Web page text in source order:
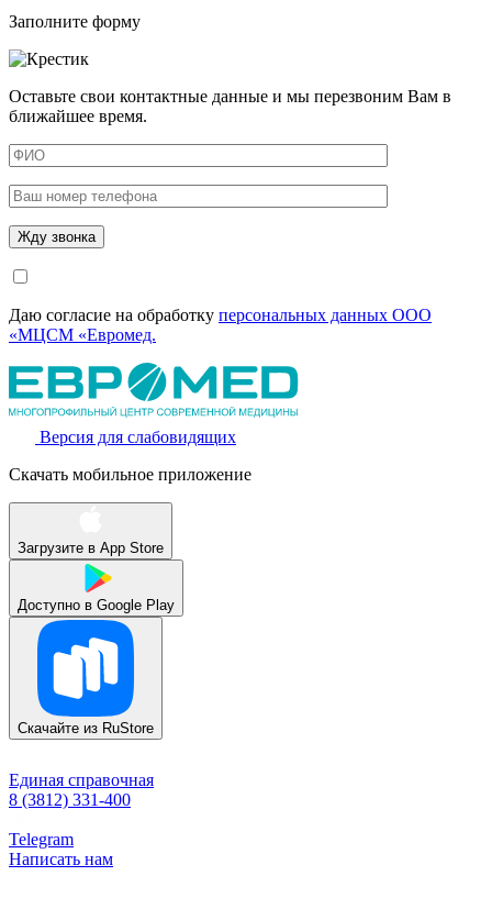
Заполните форму
Оставьте свои контактные данные и мы перезвоним Вам в
ближайшее время.
Даю согласие на обработку персональных данных ООО
«МЦСМ «Евромед.
Версия для слабовидящих
Скачать мобильное приложение
Загрузите в App Store
Доступно в Google Play
Скачайте из RuStore
Единая справочная
8 (3812) 331-400
Telegram
Написать нам